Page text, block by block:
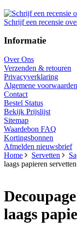
Schrijf een recensie
Informatie
Over Ons
Verzenden & retouren
Privacyverklaring
Algemene voorwaarden
Contact
Bestel Status
Bekijk Prijslijst
Sitemap
Waardebon FAQ
Kortingsbonnen
Afmelden nieuwsbrief
Home
Servetten
laags papieren
laags